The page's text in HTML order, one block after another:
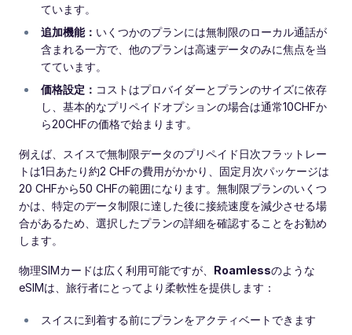
ています。
追加機能： いくつかのプランには無制限のローカル通話が
含まれる一方で、他のプランは高速データのみに焦点を当
てています。
価格設定： コストはプロバイダーとプランのサイズに依存
し、基本的なプリペイドオプションの場合は通常10CHFか
ら20CHFの価格で始まります。
例えば、スイスで無制限データのプリペイド日次フラットレー
トは1日あたり約2 CHFの費用がかかり、固定月次パッケージは
20 CHFから50 CHFの範囲になります。無制限プランのいくつ
かは、特定のデータ制限に達した後に接続速度を減少させる場
合があるため、選択したプランの詳細を確認することをお勧め
します。
物理SIMカードは広く利用可能ですが、 Roamlessのような
eSIMは、旅行者にとってより柔軟性を提供します：
スイスに到着する前にプランをアクティベートできます